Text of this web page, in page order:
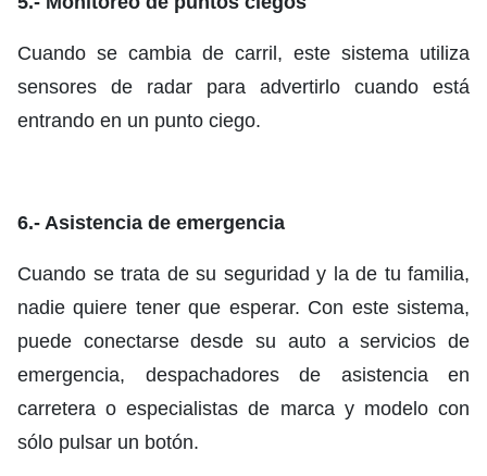
Cuando se cambia de carril, este sistema utiliza
sensores de radar para advertirlo cuando está
entrando en un punto ciego.
6.- Asistencia de emergencia
Cuando se trata de su seguridad y la de tu familia,
nadie quiere tener que esperar. Con este sistema,
puede conectarse desde su auto a servicios de
emergencia, despachadores de asistencia en
carretera o especialistas de marca y modelo con
sólo pulsar un botón.